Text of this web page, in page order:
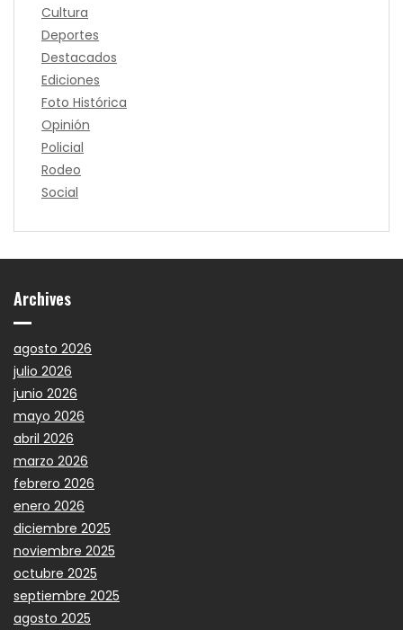
Cultura
Deportes
Destacados
Ediciones
Foto Histórica
Opinión
Policial
Rodeo
Social
Archives
agosto 2026
julio 2026
junio 2026
mayo 2026
abril 2026
marzo 2026
febrero 2026
enero 2026
diciembre 2025
noviembre 2025
octubre 2025
septiembre 2025
agosto 2025